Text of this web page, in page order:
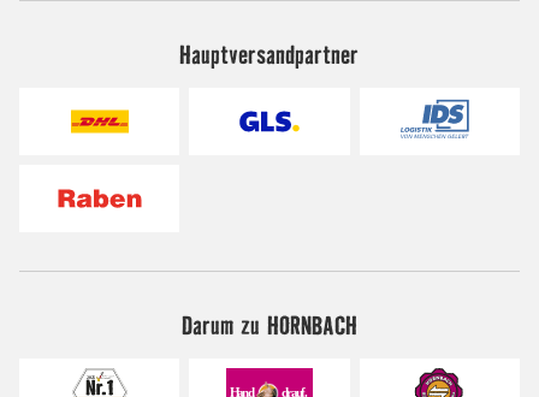
Hauptversandpartner
Darum zu HORNBACH